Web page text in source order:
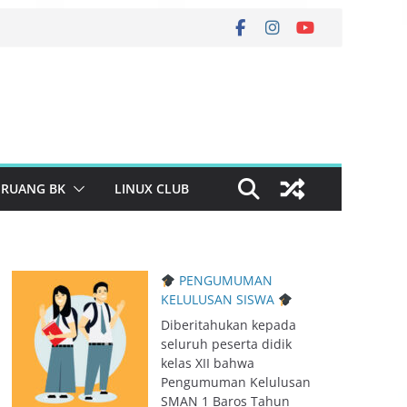
RUANG BK LINUX CLUB
PENGUMUMAN
KELULUSAN SISWA
Diberitahukan kepada
seluruh peserta didik
kelas XII bahwa
Pengumuman Kelulusan
SMAN 1 Baros Tahun